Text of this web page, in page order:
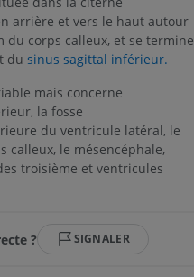
arrière et vers le haut autour
corps calleux, et se termine
du sinus sagittal inférieur.
mais concerne
la fosse
du ventricule latéral, le
calleux, le mésencéphale,
troisième et ventricules
? SIGNALER